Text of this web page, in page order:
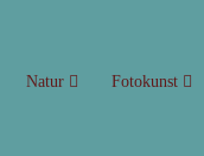
Natur Fotokunst